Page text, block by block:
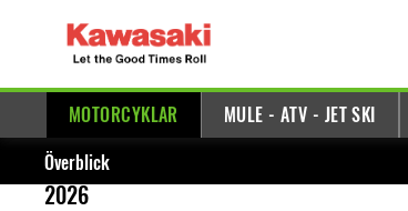
MOTORCYKLAR MULE - ATV - JET SKI
Överblick
2026